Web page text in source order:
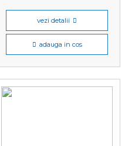
vezi detalii
adauga in cos